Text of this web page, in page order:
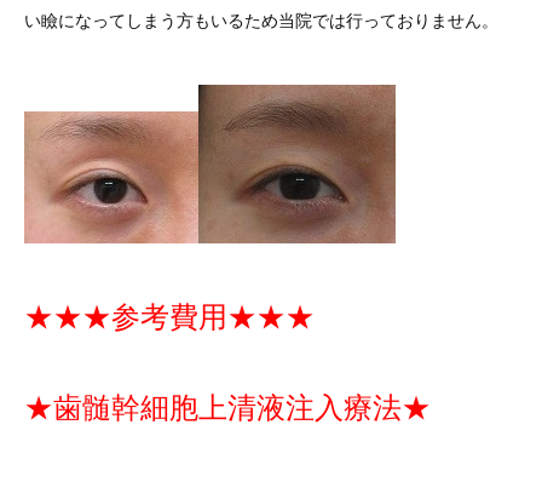
い瞼になってしまう方もいるため当院では行っておりません。
★★★参考費用★★★
★歯髄幹細胞上清液注入療法★